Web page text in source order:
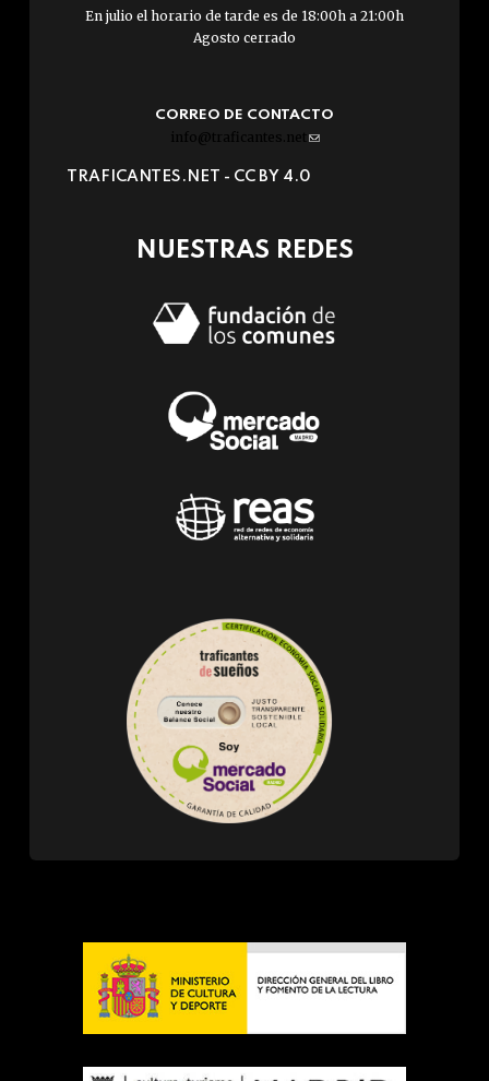
En julio el horario de tarde es de 18:00h a 21:00h
Agosto cerrado
CORREO DE CONTACTO
info@traficantes.net (link
e-
TRAFICANTES.NET - CC BY 4.0
NUESTRAS REDES